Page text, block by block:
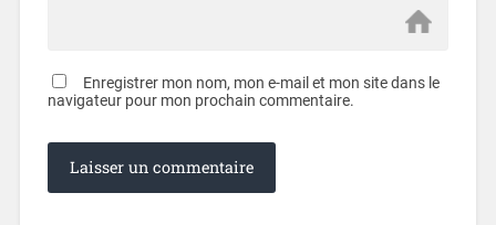
Enregistrer mon nom, mon e-mail et mon site dans le
navigateur pour mon prochain commentaire.